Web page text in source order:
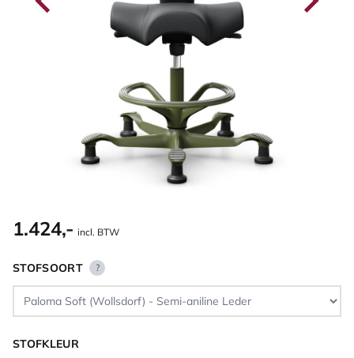
1.424,- incl. BTW
STOFSOORT ?
STOFKLEUR